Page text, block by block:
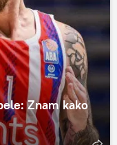
Znam kako